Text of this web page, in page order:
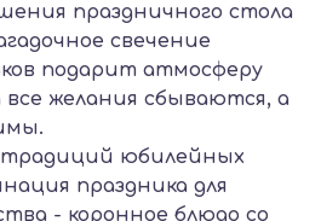
праздничного стола
свечение
подарит атмосферу
все желания сбываются, а
юбилейных
праздника для
- коронное блюдо со